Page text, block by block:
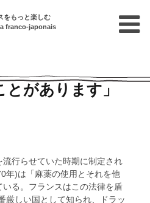
をもっと楽しむ
franco-japonais
とがあります」
行らせていた時期に制定され
年)は「麻薬の使用とそれを他
いる。フランスはこの法律を盾
厳しい国として知られ、ドラッ